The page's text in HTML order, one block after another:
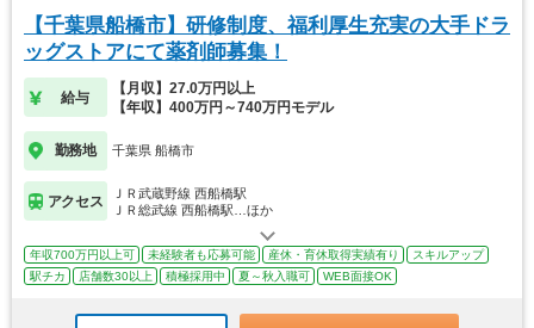
【千葉県船橋市】研修制度、福利厚生充実の大手ドラ
ッグストアにて薬剤師募集！
給与
【月収】27.0万円以上
【年収】400万円～740万円モデル
勤務地 千葉県 船橋市
アクセス
ＪＲ武蔵野線 西船橋駅
ＪＲ総武線 西船橋駅…ほか
年収700万円以上可 未経験者も応募可能 産休・育休取得実績有り
スキルアップ
駅チカ
店舗数30以上 積極採用中 夏～秋入職可 WEB面接OK